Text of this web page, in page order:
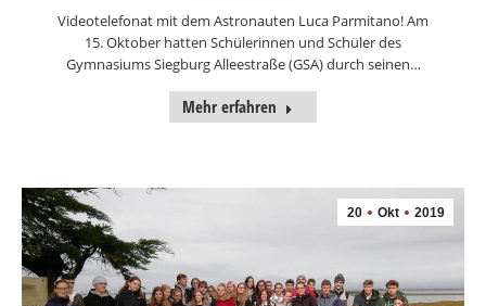
Videotelefonat mit dem Astronauten Luca Parmitano! Am
15. Oktober hatten Schülerinnen und Schüler des
Gymnasiums Siegburg Alleestraße (GSA) durch seinen…
Mehr erfahren
20 Okt 2019